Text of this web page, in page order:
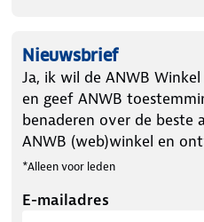
Nieuwsbrief
Ja, ik wil de ANWB
en geef ANWB
benaderen over de beste
ANWB (web)winkel en
*Alleen voor leden
E-mailadres